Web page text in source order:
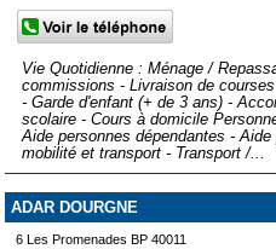
Vie Quotidienne : Ménage /
commissions - Livraison de
- Garde d'enfant (+ de 3 ans) -
scolaire - Cours à domicile
Aide personnes dépendantes -
mobilité et transport - Transport /...
ADAR DOURGNE
6 Les Promenades BP 40011